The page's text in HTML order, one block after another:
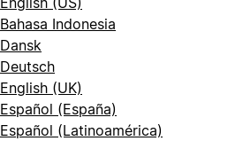
Bahasa Indonesia
Dansk
Deutsch
English (UK)
Español (España)
Español (Latinoamérica)